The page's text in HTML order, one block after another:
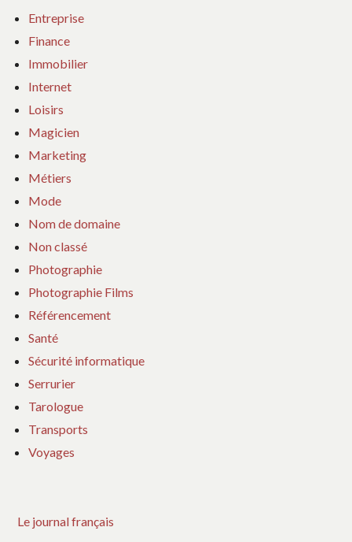
Entreprise
Finance
Immobilier
Internet
Loisirs
Magicien
Marketing
Métiers
Mode
Nom de domaine
Non classé
Photographie
Photographie Films
Référencement
Santé
Sécurité informatique
Serrurier
Tarologue
Transports
Voyages
Le journal français